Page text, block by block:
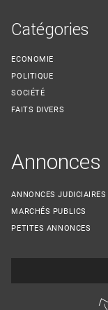
Catégories
ECONOMIE
POLITIQUE
SOCIÉTÉ
FAITS DIVERS
Annonces
ANNONCES JUDICIAIRES
MARCHÉS PUBLICS
PETITES ANNONCES